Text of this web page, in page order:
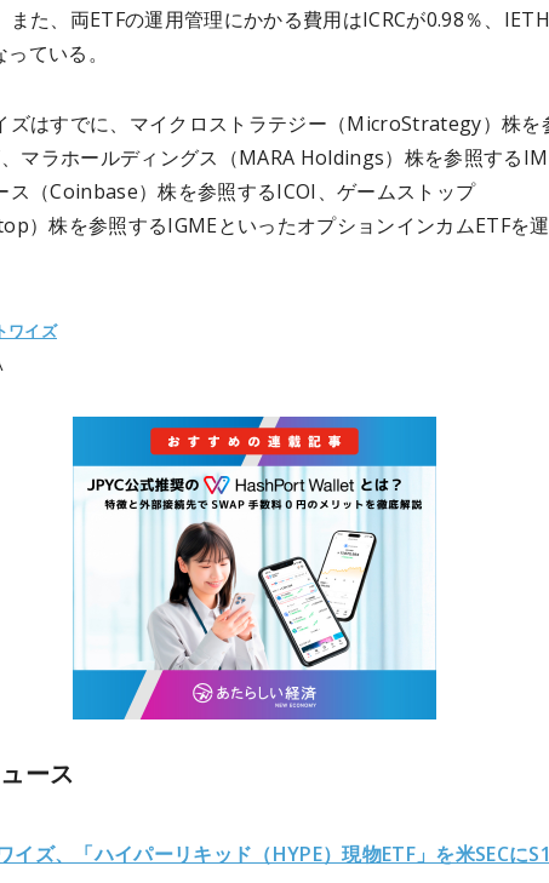
また、両ETFの運用管理にかかる費用はICRCが0.98％、
ている。
ズはすでに、マイクロストラテジー（MicroStrategy）株を
マラホールディングス（MARA Holdings）株を参照する
ス（Coinbase）株を参照するICOI、ゲームストップ
）株を参照するIGMEといったオプションインカムETFを
ワイズ
ース
イズ、「ハイパーリキッド（HYPE）現物ETF」を米SECに